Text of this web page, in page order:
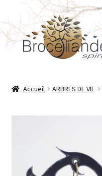
à
la
au
contenu
Accueil ARBRES DE VIE